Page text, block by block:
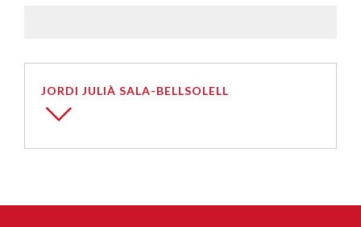
JORDI JULIÀ SALA-BELLSOLELL